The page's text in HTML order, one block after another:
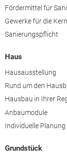
Fördermittel für
Gewerke für die
Sanierungspflicht
Haus
Hausausstellung
Rund um den
Hausbau in Ihrer
Anbaumodule
Individuelle Planung
Grundstück